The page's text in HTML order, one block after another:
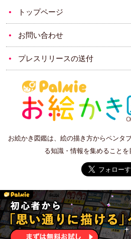
トップページ
お問い合わせ
プレスリリースの送付
お絵かき図鑑は、絵の描き方からペンタ
る知識・情報を集めることを